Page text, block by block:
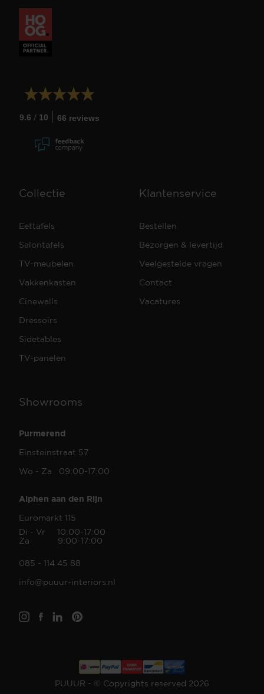
9.6 / 10 66 reviews
Collectie
Eettafels
Salontafels
TV-meubelen
Vakkenkasten
Cinewalls
Dressoirs
Sidetables
TV-panelen
Klantenservice
Bestellen
Bezorgen & levertijd
Veelgestelde vragen
Contact
Vacatures
Showrooms
Purmerend
Einsteinstraat 57
Wo - Za 09:00-17:00
Alphen aan den Rijn
Euromarkt 115
Di - Vr 10:00-17:00
Za 9:00-17:00
085 - 114 45 88
info@puuur-interiors.nl
PUUUR - © Copyrights reserved 2026